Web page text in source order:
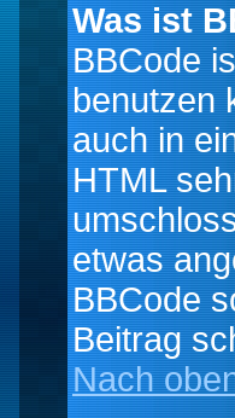
Was ist
BBCode
benutzen
auch in
HTML
etwas
BBCode
Beitrag
Nach